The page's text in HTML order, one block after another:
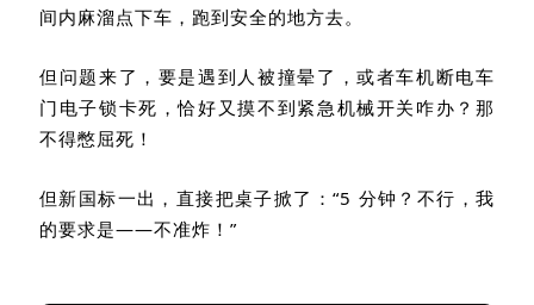
间内麻溜点下车，跑到安全的地方去。
但问题来了，要是遇到人被撞晕了，或者车机断电车
门电子锁卡死，恰好又摸不到紧急机械开关咋办？那
不得憋屈死！
但新国标一出，直接把桌子掀了：“5 分钟？不行，我
的要求是——不准炸！ ”